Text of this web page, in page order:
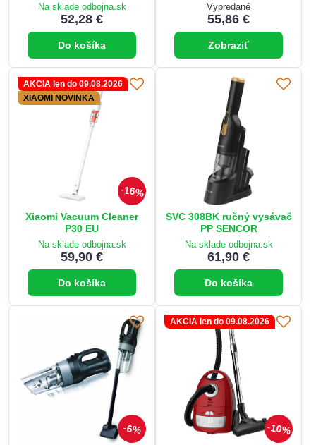
Na sklade odbojna.sk
52,28 €
Do košíka
Vypredané
55,86 €
Zobraziť
16%
AKCIA len do 09.08.2026
XIAOMI NOVINKA
Xiaomi Vacuum Cleaner
P30 EU
Na sklade odbojna.sk
59,90 €
Do košíka
SVC 308BK ručný vysávač
PP SENCOR
Na sklade odbojna.sk
61,90 €
Do košíka
6% 10%
AKCIA len do 09.08.2026